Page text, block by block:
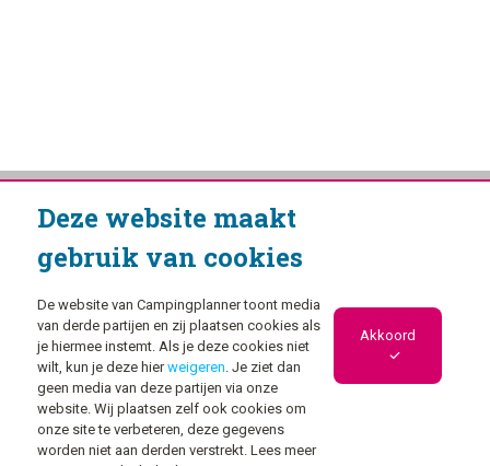
Deze website maakt
gebruik van cookies
De website van Campingplanner toont media
van derde partijen en zij plaatsen cookies als
je hiermee instemt. Als je deze cookies niet
wilt, kun je deze hierweigeren. Je ziet dan
geen media van deze partijen via onze
website. Wij plaatsen zelf ook cookies om
onze site te verbeteren, deze gegevens
worden niet aan derden verstrekt. Lees meer
Akkoord